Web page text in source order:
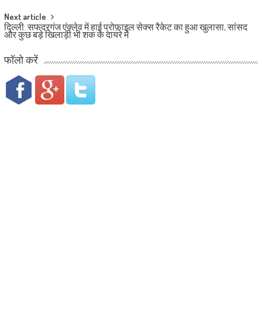
Next article
दिल्ली: सफदरगंज एंक्लेव में हाई प्रोफ़ाइल सेक्स रैकेट का हुआ खुलासा, सांसद
और कुछ बड़े खिलाड़ी भी शक के दायरे में
फॉलो करें